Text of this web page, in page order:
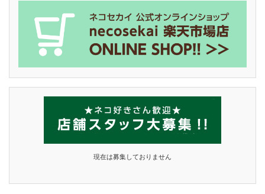
現在は募集しておりません